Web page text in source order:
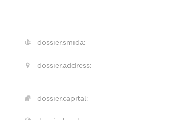
dossier.smida:
dossier.address:
dossier.capital: